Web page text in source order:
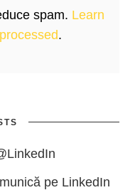
spam. Learn
.
pe LinkedIn